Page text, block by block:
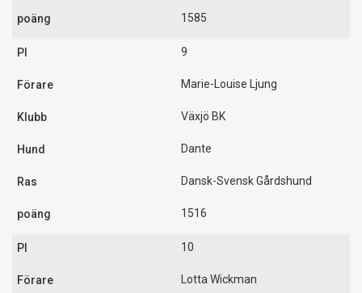
1585
9
Marie-Louise Ljung
Växjö BK
Dante
Dansk-Svensk Gårdshund
1516
10
Lotta Wickman